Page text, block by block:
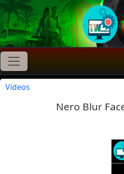
Videos
Nero Blur